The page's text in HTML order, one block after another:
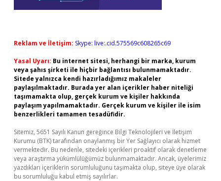
Reklam ve İletişim: Skype: live:.cid.575569c608265c69
Yasal Uyarı: Bu internet sitesi, herhangi bir marka, kurum
veya şahıs şirketi ile hiçbir bağlantısı bulunmamaktadır.
Sitede yalnızca kendi hazırladığımız makaleler
paylaşılmaktadır. Burada yer alan içerikler haber niteliği
taşımamakta olup, gerçek kurum ve kişiler hakkında
paylaşım yapılmamaktadır. Gerçek kurum ve kişiler ile isim
benzerlikleri tamamen tesadüfidir.
Sitemiz, 5651 Sayılı Kanun gereğince Bilgi Teknolojileri ve İletişim
Kurumu (BTK) tarafından onaylanmış bir Yer Sağlayıcı olarak hizmet
vermektedir. Bu nedenle, sitedeki içerikleri proaktif olarak denetleme
veya araştırma yükümlülüğümüz bulunmamaktadır. Ancak, üyelerimiz
yazdıkları içeriklerin sorumluluğunu taşımakta olup, siteye üye olarak
bu sorumluluğu kabul etmiş sayılırlar.